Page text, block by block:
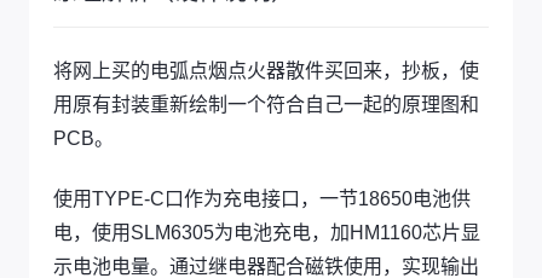
将网上买的电弧点烟点火器散件买回来，抄板，使
用原有封装重新绘制一个符合自己一起的原理图和
PCB。
使用TYPE-C口作为充电接口，一节18650电池供
电，使用SLM6305为电池充电，加HM1160芯片显
示电池电量。通过继电器配合磁铁使用，实现输出